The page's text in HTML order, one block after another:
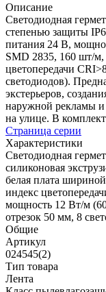
Описание
Светодиодная
степенью защиты
питания 24 В,
SMD 2835, 160 шт/м,
цветопередачи
светодиодов).
экстерьеров,
наружной рекламы
на улице. В
Страница серии
Характеристики
Светодиодная
силиконовая
белая плата
индекс
мощность 12 Вт/м
отрезок 50 мм, 8
Общие
Артикул
024545(2)
Тип товара
Лента